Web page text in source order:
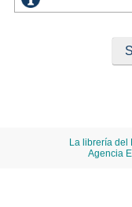
La librería del
Agencia